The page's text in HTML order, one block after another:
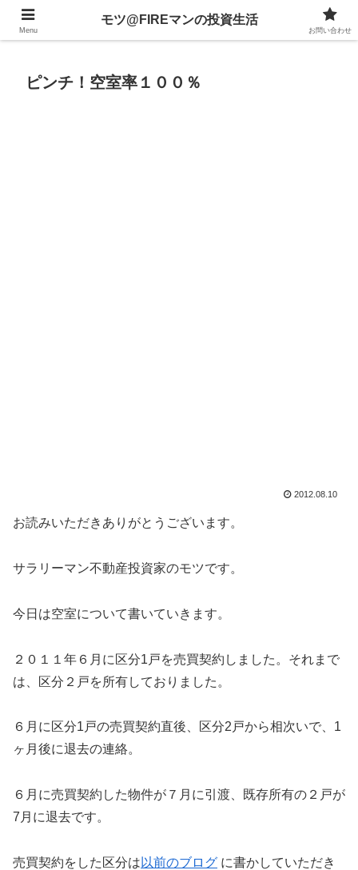
不動産、投資信託、暗号資産、株式、等々への投資について
ピンチ！空室率１００％
2012.08.10
お読みいただきありがとうございます。
サラリーマン不動産投資家のモツです。
今日は空室について書いていきます。
２０１１年６月に区分1戸を売買契約しました。それまで
は、区分２戸を所有しておりました。
６月に区分1戸の売買契約直後、区分2戸から相次いで、1
ヶ月後に退去の連絡。
６月に売買契約した物件が７月に引渡、既存所有の２戸が
7月に退去です。
売買契約をした区分は 以前のブログ に書かしていただき
Menu
モツ@FIREマンの投資生活
お問い合わせ